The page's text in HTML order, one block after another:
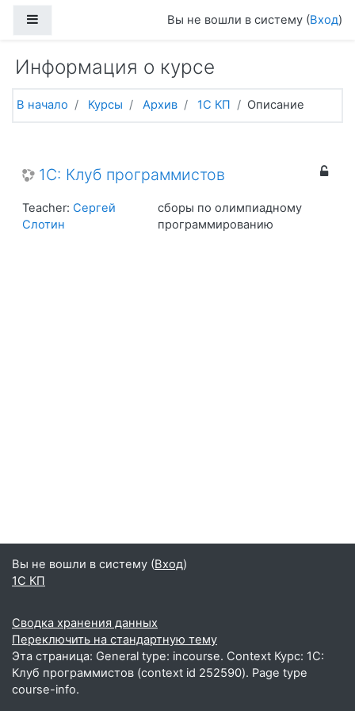
Вы не вошли в систему (Вход)
Информация о курсе
В начало Курсы Архив 1С КП Описание
1С: Клуб программистов
сборы по олимпиадному
программированию
Teacher: Сергей
Слотин
Вы не вошли в систему (Вход)
1С КП
Сводка хранения данных
Переключить на стандартную тему
Эта страница: General type: incourse. Context Курс: 1С:
Клуб программистов (context id 252590). Page type
course-info.